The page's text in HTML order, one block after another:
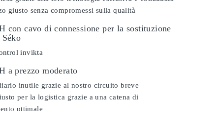
giusto senza compromessi sulla qualità
con cavo di connessione per la sostituzione
invikta
a prezzo moderato
inutile grazie al nostro circuito breve
per la logistica grazie a una catena di
ottimale